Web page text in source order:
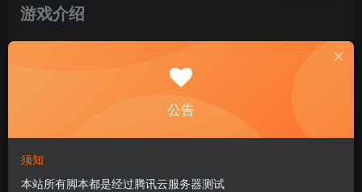
游戏介绍
公告
须知
本站所有脚本都是经过腾讯云服务器测试